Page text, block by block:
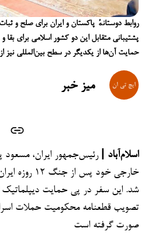
روابط دوستانهٔ پاکستان و ایران برای صلح و
پشتیبانی متقابل این دو کشور اسلامی برای بقا
حمایت آن‌ها از یکدیگر در سطح بین‌المللی نیز
میز خبر
اسلام‌آباد |رئیس‌جمهور ایران، مسعود
خارجی خود پس
شد. این سفر در پی حمایت دیپلماتیک
تصویب قطعنامه محکومیت حملات
صورت گرفته است